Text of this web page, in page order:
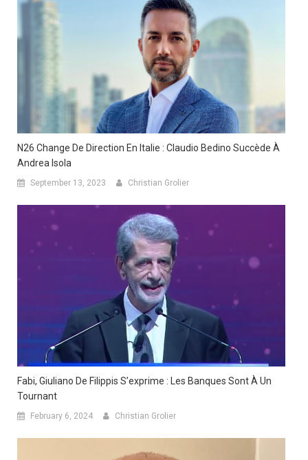
N26 Change De Direction En Italie : Claudio Bedino Succède À
Andrea Isola
September 13, 2023 Christian Grolier
Fabi, Giuliano De Filippis S’exprime : Les Banques Sont À Un
Tournant
February 6, 2024 Christian Grolier